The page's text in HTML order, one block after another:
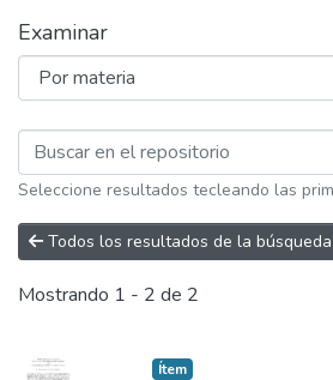
Examinar
Examinando E.M.
Seleccione resultados tecleando las
Todos los resultados de la búsqueda
Mostrando 1 - 2 de 2
Item type:
Ítem,